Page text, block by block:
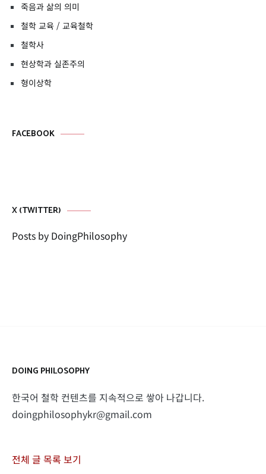
죽음과 삶의 의미
철학 교육 / 교육철학
철학사
현상학과 실존주의
형이상학
FACEBOOK
X (TWITTER)
Posts by DoingPhilosophy
DOING PHILOSOPHY
한국어 철학 컨텐츠를 지속적으로 쌓아 나갑니다.
doingphilosophykr@gmail.com
전체 글 목록 보기